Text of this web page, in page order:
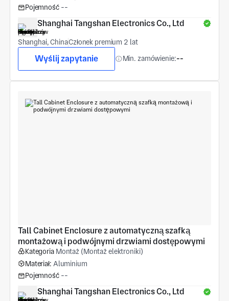
Pojemność --
Shanghai Tangshan Electronics Co., Ltd
Shanghai, ChinaCzłonek premium 2 lat
Wyślij zapytanie Min. zamówienie:--
Tall Cabinet Enclosure z automatyczną szafką
montażową i podwójnymi drzwiami dostępowymi
Kategoria Montaż (Montaż elektroniki)
Materiał: Aluminium
Pojemność --
Shanghai Tangshan Electronics Co., Ltd